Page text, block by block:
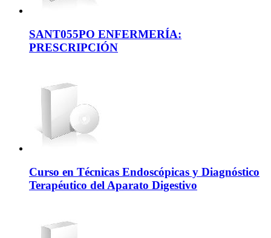
SANT055PO ENFERMERÍA:
PRESCRIPCIÓN
Curso en Técnicas Endoscópicas y Diagnóstico
Terapéutico del Aparato Digestivo